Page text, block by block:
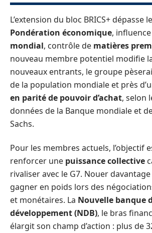
L’extension du bloc BRICS+ dépasse
Pondération économique,
mondial, contrôle de matières
nouveau membre potentiel modifie
nouveaux entrants, le groupe
de la population mondiale et près
en parité de pouvoir d’achat, selon
données de la Banque mondiale et
Sachs.
Pour les membres actuels, l’objectif
renforcer une puissance collective
rivaliser avec le G7. Nouer davantage
gagner en poids lors des
et monétaires. La Nouvelle banque
développement (NDB), le bras
élargit son champ d’action : plus de